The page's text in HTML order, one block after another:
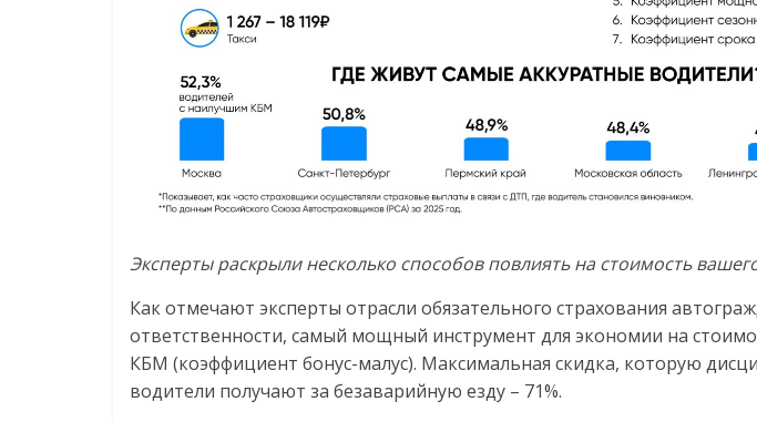
Эксперты раскрыли несколько способов повлиять на стоимость
Как отмечают эксперты отрасли обязательного страхования
ответственности, самый мощный инструмент для экономии на
КБМ (коэффициент бонус-малус). Максимальная скидка, которую
водители получают за безаварийную езду – 71%.